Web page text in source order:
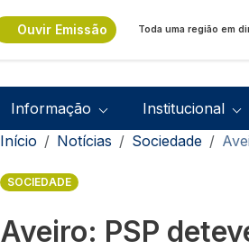
Ouvir Emissão Toda uma região em
Navegação principal
Informação Institucional
Navegação
Início Notícias Sociedade
SOCIEDADE
Aveiro: PSP